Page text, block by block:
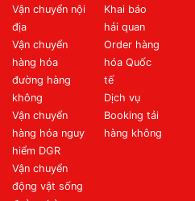
Vận chuyển nội
địa
Vận chuyển
hàng hóa
đường hàng
không
Vận chuyển
hàng hóa nguy
hiểm DGR
Vận chuyển
động vật sống
Khai báo
hải quan
Order hàng
hóa Quốc
tế
Dịch vụ
Booking tải
hàng không